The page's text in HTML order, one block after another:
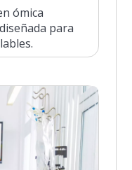
ómica
para